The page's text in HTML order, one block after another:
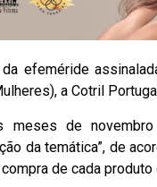
efeméride
a Cotril
meses de
da temática”, de
de cada produto